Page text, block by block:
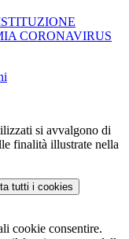
CORONAVIRUS
si avvalgono di
finalità illustrate nella
tutti i cookies
cookie consentire.